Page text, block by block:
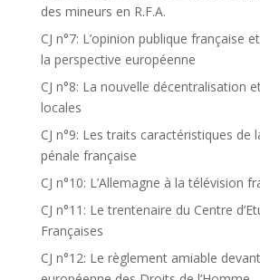
des mineurs en R.F.A.
CJ n°7: L’opinion publique française
la perspective européenne
CJ n°8: La nouvelle décentralisation
locales
CJ n°9: Les traits caractéristiques de
pénale française
CJ n°10: L’Allemagne à la télévision
CJ n°11: Le trentenaire du Centre
Françaises
CJ n°12: Le règlement amiable